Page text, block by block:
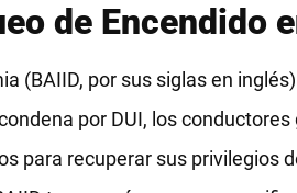
de Encendido
(BAIID, por sus siglas en
por DUI, los
para recuperar sus privilegios